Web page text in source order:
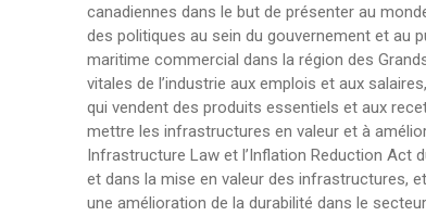
canadiennes dans le but de présenter au
des politiques au sein du gouvernement et au
maritime commercial dans la région des
vitales de l’industrie aux emplois et aux
qui vendent des produits essentiels et aux
mettre les infrastructures en valeur et à
Infrastructure Law et l’Inflation Reduction Act
et dans la mise en valeur des infrastructures,
une amélioration de la durabilité dans le